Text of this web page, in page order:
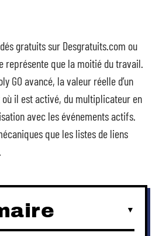
gratuits sur Desgratuits.com ou
représente que la moitié du travail.
GO avancé, la valeur réelle d’un
il est activé, du multiplicateur en
avec les événements actifs.
que les listes de liens